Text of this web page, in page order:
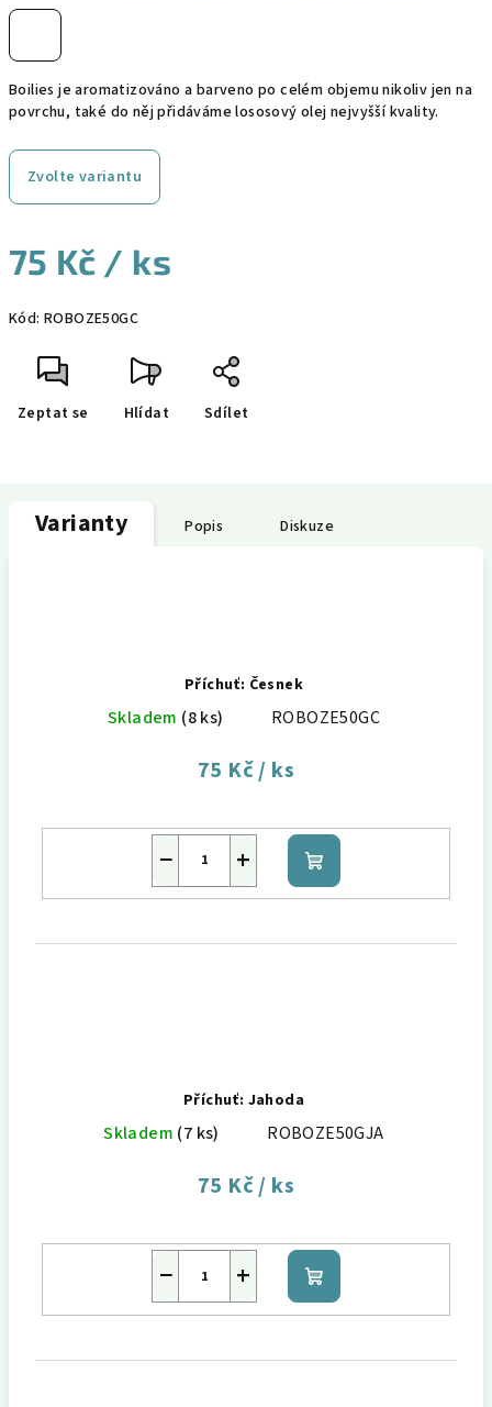
Boilies je aromatizováno a barveno po celém objemu nikoliv jen na
povrchu, také do něj přidáváme lososový olej nejvyšší kvality.
Zvolte variantu
75 Kč / ks
cena:
Kód: ROBOZE50GC
Zeptat se Hlídat Sdílet
Varianty Popis Diskuze
Příchuť: Česnek
Skladem (8 ks) ROBOZE50GC
75 Kč/ ks
+
− Do
košíku
Příchuť: Jahoda
Skladem (7 ks) ROBOZE50GJA
75 Kč/ ks
+
− Do
košíku